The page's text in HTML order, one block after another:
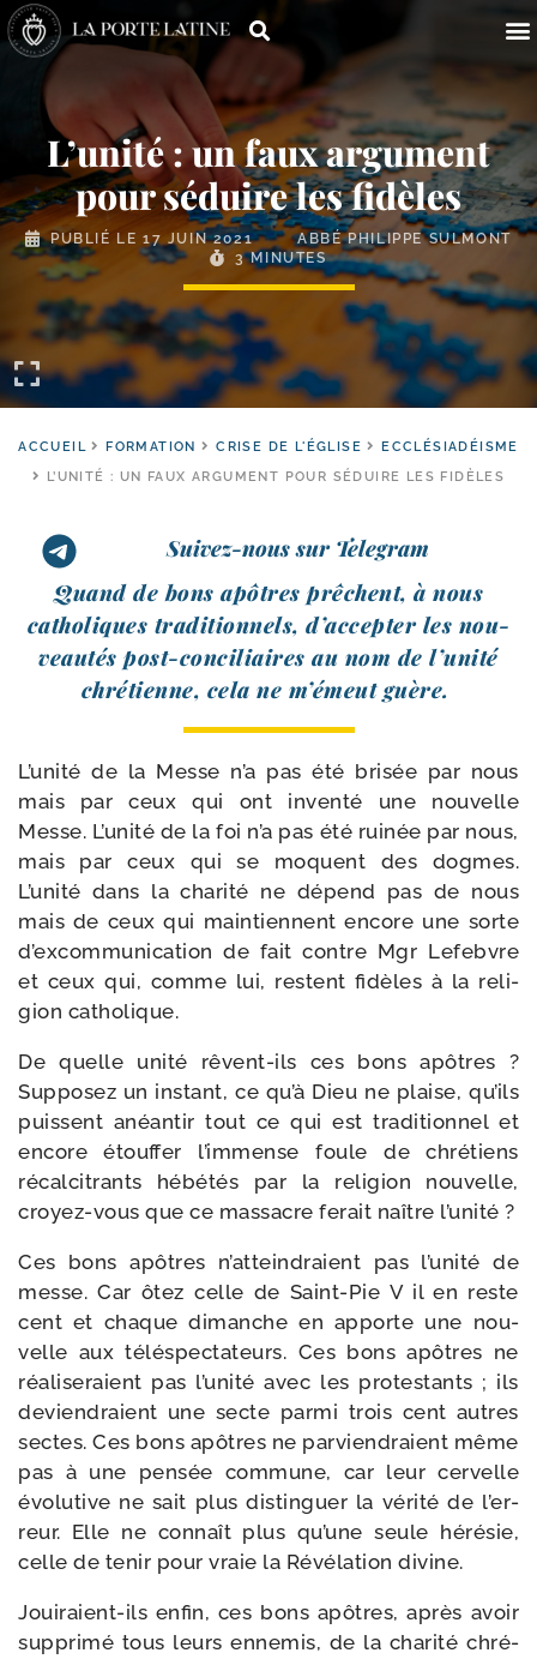
L’unité : un faux argument
pour séduire les fidèles
PUBLIÉ LE17 JUIN 2021
ABBÉ PHILIPPE SULMONT
3 MINUTES
ACCUEIL FORMATION CRISE DE L'ÉGLISE
ECCLÉSIADÉISME
L’UNITÉ : UN FAUX ARGUMENT POUR SÉDUIRE LES FIDÈLES
Suivez-nous sur Telegram
Quand de bons apôtres prêchent, à nous
catho­liques tra­di­tion­nels, d’ac­cep­ter les nou­
veau­tés post-​conciliaires au nom de l’u­ni­té
chré­tienne, cela ne m’é­meut guère.
L’unité de la Messe n’a pas été bri­sée par nous
mais par ceux qui ont inven­té une nou­velle
Messe. L’unité de la foi n’a pas été rui­née par nous,
mais par ceux qui se moquent des dogmes.
L’unité dans la cha­ri­té ne dépend pas de nous
mais de ceux qui main­tiennent encore une sorte
d’ex­com­mu­ni­ca­tion de fait contre Mgr Lefebvre
et ceux qui, comme lui, res­tent fidèles à la reli­
gion catholique.
De quelle uni­té rêvent-​ils ces bons apôtres ?
Supposez un ins­tant, ce qu’à Dieu ne plaise, qu’ils
puissent anéan­tir tout ce qui est tra­di­tion­nel et
encore étouf­fer l’im­mense foule de chré­tiens
récal­ci­trants hébé­tés par la reli­gion nou­velle,
croyez-​vous que ce mas­sacre ferait naître l’unité ?
Ces bons apôtres n’at­tein­draient pas l’u­ni­té de
messe. Car ôtez celle de Saint-​Pie V il en reste
cent et chaque dimanche en apporte une nou­
velle aux télé­spec­ta­teurs. Ces bons apôtres ne
réa­li­se­raient pas l’u­ni­té avec les pro­tes­tants ; ils
devien­draient une secte par­mi trois cent autres
sectes. Ces bons apôtres ne par­vien­draient même
pas à une pen­sée com­mune, car leur cer­velle
évo­lu­tive ne sait plus dis­tin­guer la véri­té de l’er­
reur. Elle ne connaît plus qu’une seule héré­sie,
celle de tenir pour vraie la Révélation divine.
Jouiraient-​ils enfin, ces bons apôtres, après avoir
sup­pri­mé tous leurs enne­mis, de la cha­ri­té chré­